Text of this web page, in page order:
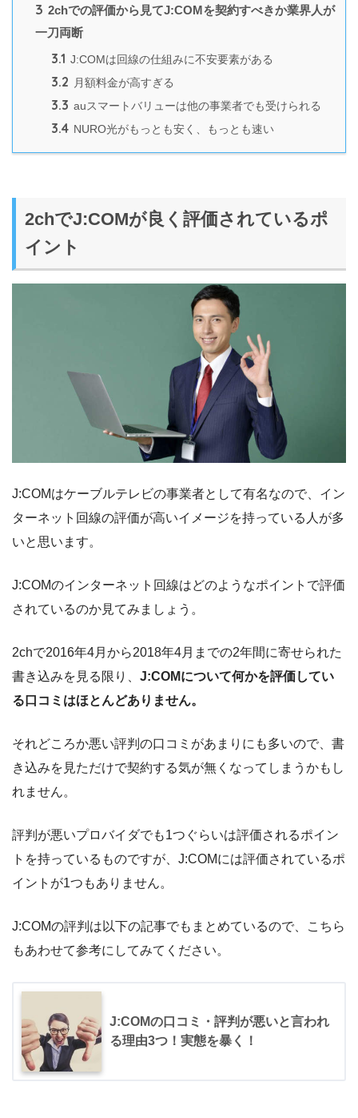
3 2chでの評価から見てJ:COMを契約すべきか業界人が
一刀両断
3.1 J:COMは回線の仕組みに不安要素がある
3.2 月額料金が高すぎる
3.3 auスマートバリューは他の事業者でも受けられる
3.4 NURO光がもっとも安く、もっとも速い
2chでJ:COMが良く評価されているポ
イント
J:COMはケーブルテレビの事業者として有名なので、イン
ターネット回線の評価が高いイメージを持っている人が多
いと思います。
J:COMのインターネット回線はどのようなポイントで評価
されているのか見てみましょう。
2chで2016年4月から2018年4月までの2年間に寄せられた
書き込みを見る限り、 J:COMについて何かを評価してい
る口コミはほとんどありません。
それどころか悪い評判の口コミがあまりにも多いので、書
き込みを見ただけで契約する気が無くなってしまうかもし
れません。
評判が悪いプロバイダでも1つぐらいは評価されるポイン
トを持っているものですが、J:COMには評価されているポ
イントが1つもありません。
J:COMの評判は以下の記事でもまとめているので、こちら
もあわせて参考にしてみてください。
J:COMの口コミ・評判が悪いと言われ
る理由3つ！実態を暴く！